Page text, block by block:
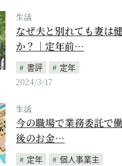
生活
なぜ夫と別れても妻は
か？｜定年前…
書評
定年
2024/3/17
生活
今の職場で業務委託で
後のお金…
定年
個人事業主